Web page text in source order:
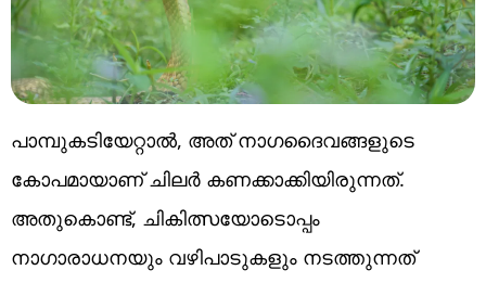
പാമ്പുകടിയേറ്റാൽ, അത് നാഗദൈവങ്ങളുടെ
കോപമായാണ് ചിലർ കണക്കാക്കിയിരുന്നത്.
അതുകൊണ്ട്, ചികിത്സയോടൊപ്പം
നാഗാരാധനയും വഴിപാടുകളും നടത്തുന്നത്